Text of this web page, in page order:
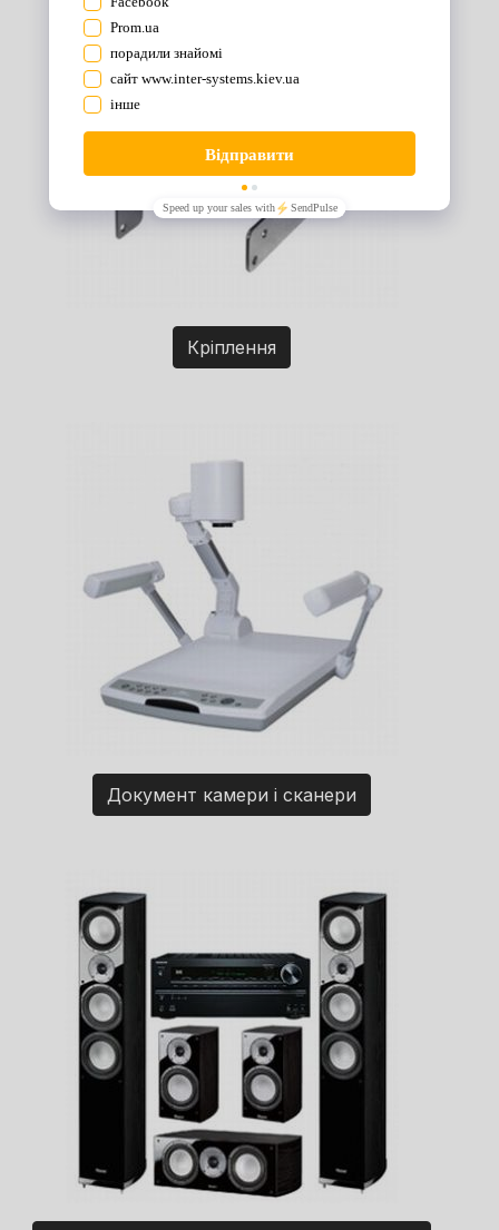
Кріплення
Документ камери і сканери